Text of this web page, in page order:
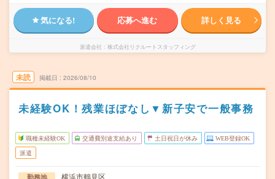
気になる! 応募へ進む 詳しく見る
派遣会社 株式会社リクルートスタッフィング
未読 掲載日 2026/08/10
未経験OK！残業ほぼなし▼新子安で一般事務
職種未経験OK 交通費別途支給あり 土日祝日が休み WEB登録OK
派遣
勤務地
横浜市鶴見区